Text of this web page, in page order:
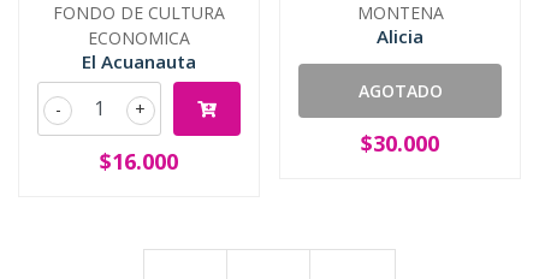
FONDO DE CULTURA
ECONOMICA
El Acuanauta
+
-
$16.000
MONTENA
Alicia
AGOTADO
$30.000